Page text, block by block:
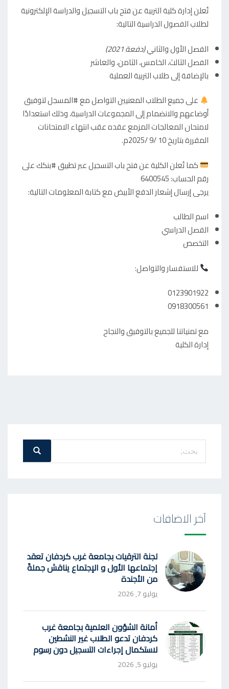
تُعلن إدارة كلية التربية عن فتح باب التسجيل والدراسة الإلكترونية
لطلاب الفصول الدراسية التالية:
الفصل الأول والثاني(دفعة 2021)
الفصل الثالث، الخامس، الثامن، والعاشر
بالإضافة إلى طلاب التربية العملية
على جميع الطلاب المعنيين التواصل مع #المسجل لتوفيق
أوضاعهم والانضمام إلى المجموعات الدراسية، وذلك استعدادًا
لامتحان المعالجات المزمع عقده عقب انتهاء الامتحانات
المقررة بتاريخ 10 /9 /2025م.
كما تُعلن الكلية عن فتح باب التسجيل عبر تطبيق #بنكك على
رقم الحساب: 6400545
يرجى إرسال إشعار الدفع الأبيض مع كتابة المعلومات التالية:
اسم الطالب
الفصل الدراسي
التخصص
للاستفسار والتواصل:
0123901922
0918300561
مع تمنياتنا للجميع بالتوفيق والنجاح
إدارة الكلية
عن
بحث
آخر الاضافات
لجنة الترقيات بجامعة غرب كردفان تعقد
إجتماعها الأول و الإجتماع يناقش جملةً
من الأجندة
يوليو 7, 2026
أمانة الشؤون العلمية بجامعة غرب
كردفان تدعو الطلاب غير النشطين
لاستكمال إجراءات التسجيل دون رسوم
يوليو 5, 2026